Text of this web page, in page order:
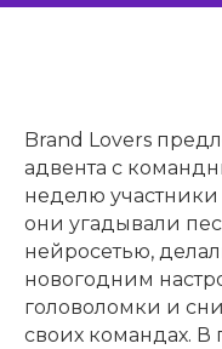
Brand Lovers
адвента с
неделю участники
они угадывали
нейросетью,
новогодним
головоломки и
своих командах. В